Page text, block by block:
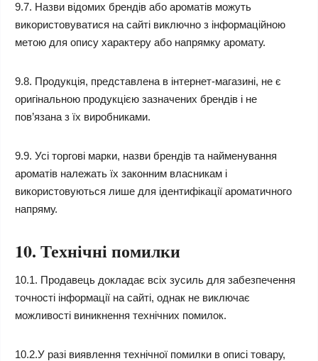
9.7. Назви відомих брендів або ароматів можуть
використовуватися на сайті виключно з інформаційною
метою для опису характеру або напрямку аромату.
9.8. Продукція, представлена в інтернет-магазині, не є
оригінальною продукцією зазначених брендів і не
пов’язана з їх виробниками.
9.9. Усі торгові марки, назви брендів та найменування
ароматів належать їх законним власникам і
використовуються лише для ідентифікації ароматичного
напряму.
10. Технічні помилки
10.1. Продавець докладає всіх зусиль для забезпечення
точності інформації на сайті, однак не виключає
можливості виникнення технічних помилок.
10.2.У разі виявлення технічної помилки в описі товару,